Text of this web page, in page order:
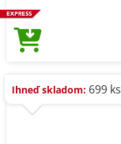
Ihneď skladom: 699 ks